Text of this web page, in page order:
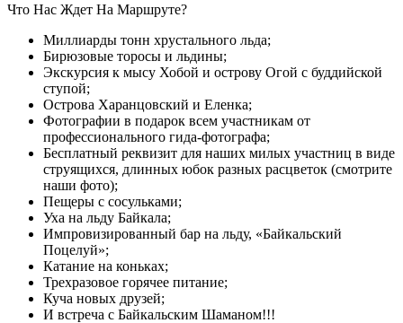
Что Нас Ждет На Маршруте?
Миллиарды тонн хрустального льда;
Бирюзовые торосы и льдины;
Экскурсия к мысу Хобой и острову Огой с буддийской
ступой;
Острова Харанцовский и Еленка;
Фотографии в подарок всем участникам от
профессионального гида-фотографа;
Бесплатный реквизит для наших милых участниц в виде
струящихся, длинных юбок разных расцветок (смотрите
наши фото);
Пещеры с сосульками;
Уха на льду Байкала;
Импровизированный бар на льду, «Байкальский
Поцелуй»;
Катание на коньках;
Трехразовое горячее питание;
Куча новых друзей;
И встреча с Байкальским Шаманом!!!